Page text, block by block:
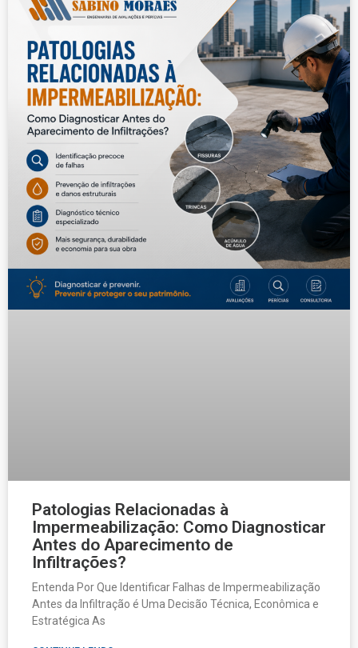
Patologias Relacionadas à
Impermeabilização: Como Diagnosticar
Antes do Aparecimento de
Infiltrações?
Entenda Por Que Identificar Falhas de Impermeabilização
Antes da Infiltração é Uma Decisão Técnica, Econômica e
Estratégica As